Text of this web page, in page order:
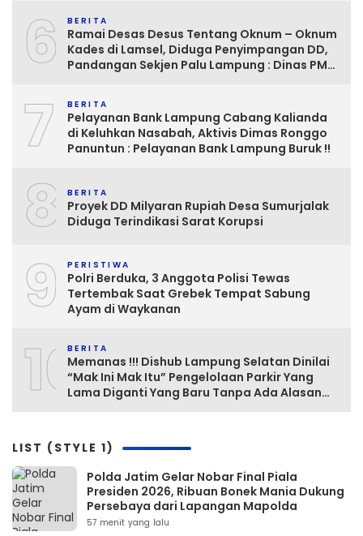
6 BERITA
Ramai Desas Desus Tentang Oknum – Oknum
Kades di Lamsel, Diduga Penyimpangan DD,
Pandangan Sekjen Palu Lampung : Dinas PMD
7 BERITA
Pelayanan Bank Lampung Cabang Kalianda
di Keluhkan Nasabah, Aktivis Dimas Ronggo
Panuntun : Pelayanan Bank Lampung Buruk !!
8 BERITA
Proyek DD Milyaran Rupiah Desa Sumurjalak
Diduga Terindikasi Sarat Korupsi
9 PERISTIWA
Polri Berduka, 3 Anggota Polisi Tewas
Tertembak Saat Grebek Tempat Sabung
Ayam di Waykanan
10BERITA
Memanas !!! Dishub Lampung Selatan Dinilai
“Mak Ini Mak Itu” Pengelolaan Parkir Yang
Lama Diganti Yang Baru Tanpa Ada Alasan
LIST (STYLE 1)
Polda Jatim Gelar Nobar Final Piala
Presiden 2026, Ribuan Bonek Mania Dukung
Persebaya dari Lapangan Mapolda
57 menit yang lalu